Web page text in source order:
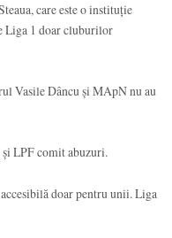
care este o instituție
Liga 1 doar cluburilor
Vasile Dâncu și MApN nu au
și LPF comit abuzuri.
doar pentru unii. Liga